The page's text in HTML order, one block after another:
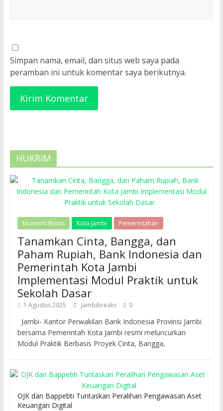
Simpan nama, email, dan situs web saya pada
peramban ini untuk komentar saya berikutnya.
HUKRIM
Ekonomi Bisnis Kota Jambi Pemerintahan
Tanamkan Cinta, Bangga, dan
Paham Rupiah, Bank Indonesia dan
Pemerintah Kota Jambi
Implementasi Modul Praktik untuk
Sekolah Dasar
1 Agustus 2025 Jambibreaks 0
Jambi- Kantor Perwakilan Bank Indonesia Provinsi Jambi
bersama Pemerintah Kota Jambi resmi meluncurkan
Modul Praktik Berbasis Proyek Cinta, Bangga,
OJK dan Bappebti Tuntaskan Peralihan Pengawasan Aset
Keuangan Digital